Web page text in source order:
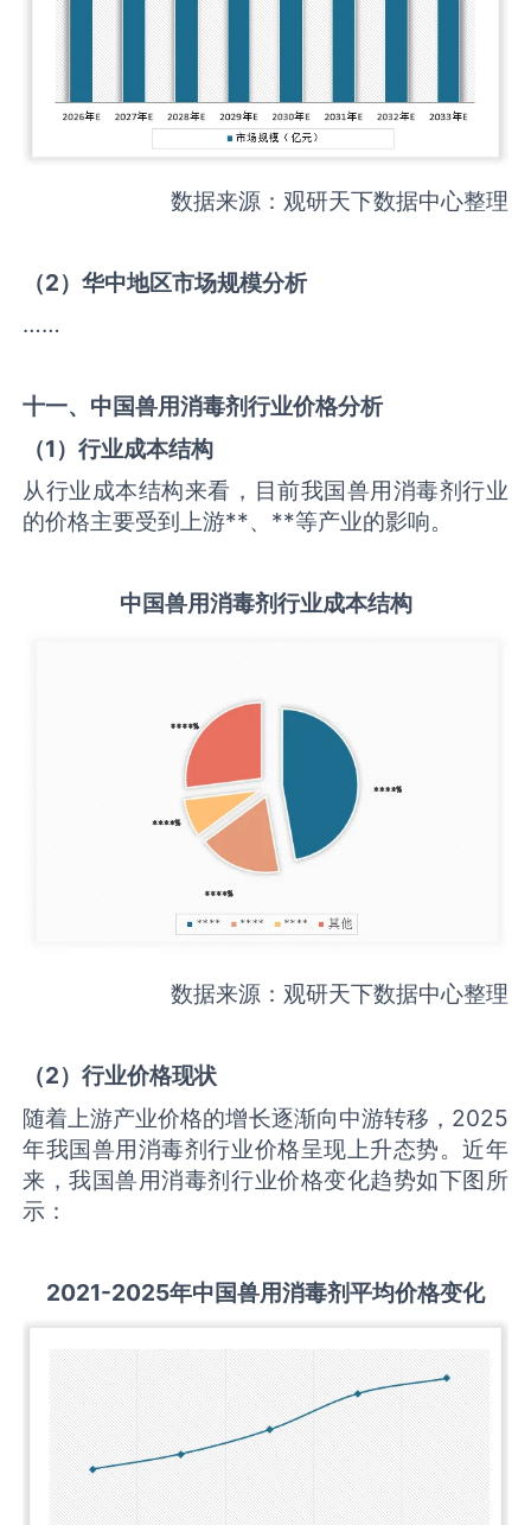
数据来源：观研天下数据中心整理
（2）华中地区市场规模分析
……
十一、中国兽用消毒剂行业价格分析
（1）行业成本结构
从行业成本结构来看，目前我国兽用消毒剂行业
的价格主要受到上游**、**等产业的影响。
中国兽用消毒剂行业成本结构
数据来源：观研天下数据中心整理
（2）行业价格现状
随着上游产业价格的增长逐渐向中游转移，2025
年我国兽用消毒剂行业价格呈现上升态势。近年
来，我国兽用消毒剂行业价格变化趋势如下图所
示：
2021-2025年中国兽用消毒剂平均价格变化